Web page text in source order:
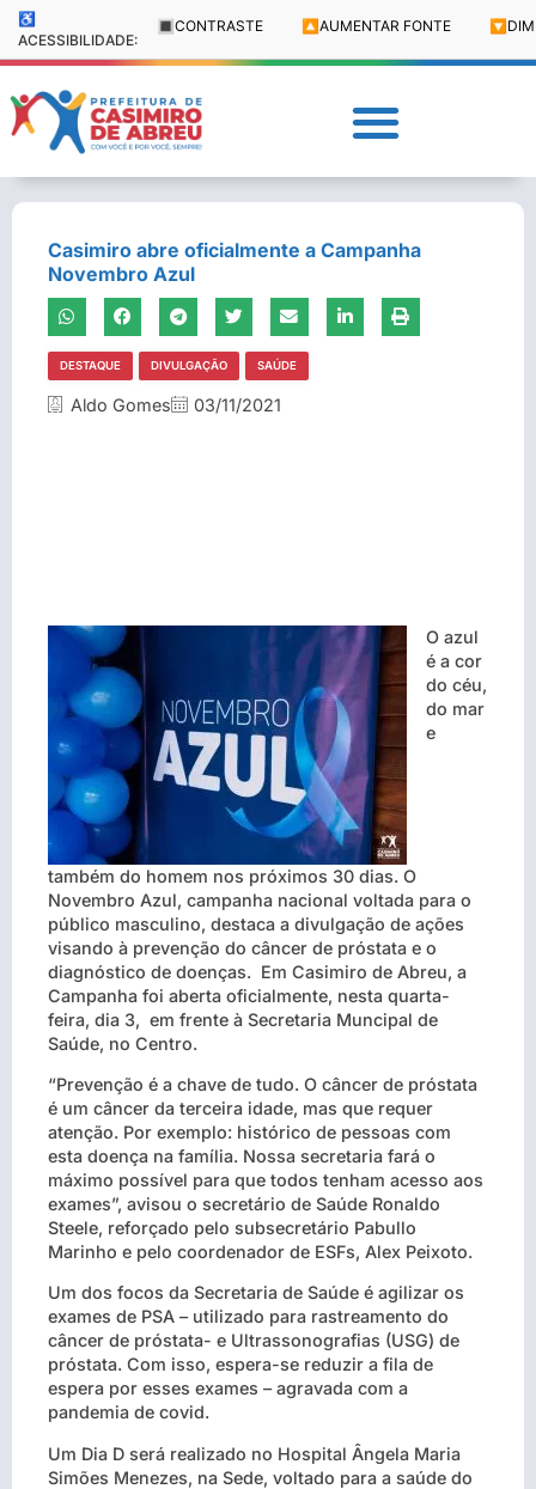
♿
ACESSIBILIDADE:
🔳 CONTRASTE 🔼 AUMENTAR FONTE 🔽
Casimiro abre oficialmente a Campanha
Novembro Azul
DESTAQUE DIVULGAÇÃO SAÚDE
Aldo Gomes 03/11/2021
O azul
é a cor
do céu,
do mar
e
também do homem nos próximos 30 dias. O
Novembro Azul, campanha nacional voltada para o
público masculino, destaca a divulgação de ações
visando à prevenção do câncer de próstata e o
diagnóstico de doenças. Em Casimiro de Abreu, a
Campanha foi aberta oficialmente, nesta quarta-
feira, dia 3, em frente à Secretaria Muncipal de
Saúde, no Centro.
“Prevenção é a chave de tudo. O câncer de próstata
é um câncer da terceira idade, mas que requer
atenção. Por exemplo: histórico de pessoas com
esta doença na família. Nossa secretaria fará o
máximo possível para que todos tenham acesso aos
exames”, avisou o secretário de Saúde Ronaldo
Steele, reforçado pelo subsecretário Pabullo
Marinho e pelo coordenador de ESFs, Alex Peixoto.
Um dos focos da Secretaria de Saúde é agilizar os
exames de PSA – utilizado para rastreamento do
câncer de próstata- e Ultrassonografias (USG) de
próstata. Com isso, espera-se reduzir a fila de
espera por esses exames – agravada com a
pandemia de covid.
Um Dia D será realizado no Hospital Ângela Maria
Simões Menezes, na Sede, voltado para a saúde do